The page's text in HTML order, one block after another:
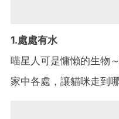
1.處處有水
喵星人可是慵懶的生物
家中各處，讓貓咪走到